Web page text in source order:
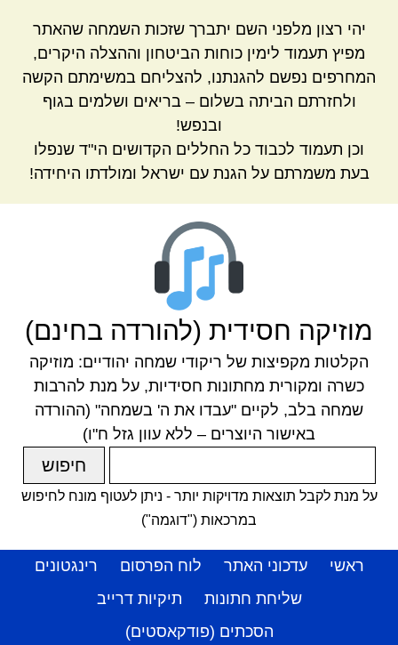
יהי רצון מלפני השם יתברך שזכות השמחה שהאתר
מפיץ תעמוד לימין כוחות הביטחון וההצלה היקרים,
המחרפים נפשם להגנתנו, להצליחם במשימתם הקשה
ולחזרתם הביתה בשלום – בריאים ושלמים בגוף
ובנפש!
וכן תעמוד לכבוד כל החללים הקדושים הי"ד שנפלו
בעת משמרתם על הגנת עם ישראל ומולדתו היחידה!
מוזיקה חסידית (להורדה בחינם)
הקלטות מקפיצות של ריקודי שמחה יהודיים: מוזיקה
כשרה ומקורית מחתונות חסידיות, על מנת להרבות
שמחה בלב, לקיים "עבדו את ה' בשמחה" (ההורדה
באישור היוצרים – ללא עוון גזל ח"ו)
על מנת לקבל תוצאות מדויקות יותר - ניתן לעטוף מונח לחיפוש
במרכאות ("דוגמה")
ראשי עדכוני האתר לוח הפרסום
רינגטונים
שליחת חתונות
תיקיות דרייב
הסכתים (פודקאסטים)